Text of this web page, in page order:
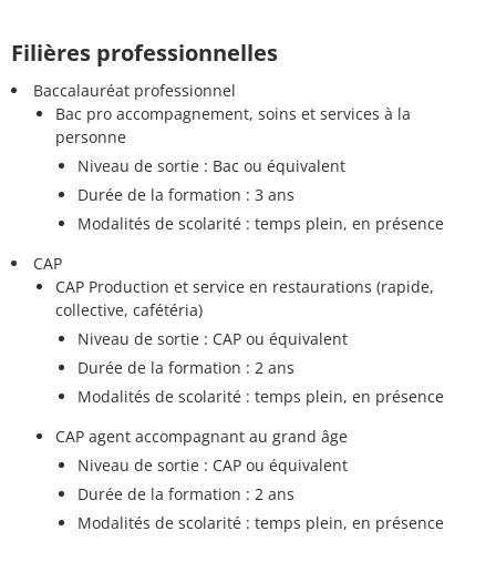
Filières professionnelles
Baccalauréat professionnel
Bac pro accompagnement, soins et services à la
personne
Niveau de sortie : Bac ou équivalent
Durée de la formation : 3 ans
Modalités de scolarité : temps plein, en présence
CAP
CAP Production et service en restaurations (rapide,
collective, cafétéria)
Niveau de sortie : CAP ou équivalent
Durée de la formation : 2 ans
Modalités de scolarité : temps plein, en présence
CAP agent accompagnant au grand âge
Niveau de sortie : CAP ou équivalent
Durée de la formation : 2 ans
Modalités de scolarité : temps plein, en présence